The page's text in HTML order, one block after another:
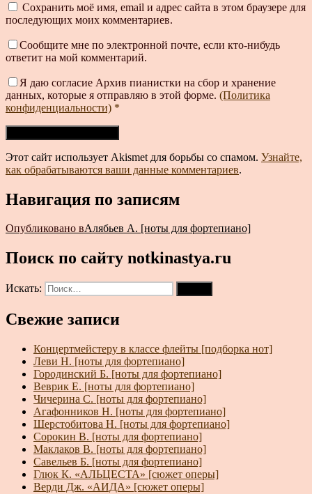
Сохранить моё имя, email и адрес сайта в этом браузере для
последующих моих комментариев.
Сообщите мне по электронной почте, если кто-нибудь
ответит на мой комментарий.
Я даю согласие Архив пианистки на сбор и хранение
данных, которые я отправляю в этой форме. (Политика
конфиденциальности) *
Этот сайт использует Akismet для борьбы со спамом. Узнайте,
как обрабатываются ваши данные комментариев.
Навигация по записям
Опубликовано вАлябьев А. [ноты для фортепиано]
Поиск по сайту notkinastya.ru
Искать:
Свежие записи
Концертмейстеру в классе флейты [подборка нот]
Леви Н. [ноты для фортепиано]
Городинский Б. [ноты для фортепиано]
Веврик Е. [ноты для фортепиано]
Чичерина С. [ноты для фортепиано]
Агафонников Н. [ноты для фортепиано]
Шерстобитова Н. [ноты для фортепиано]
Сорокин В. [ноты для фортепиано]
Маклаков В. [ноты для фортепиано]
Савельев Б. [ноты для фортепиано]
Глюк К. «АЛЬЦЕСТА» [сюжет оперы]
Верди Дж. «АИДА» [сюжет оперы]